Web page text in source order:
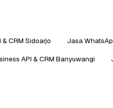
CRM Sidoarjo
Jasa
API & CRM Banyuwangi